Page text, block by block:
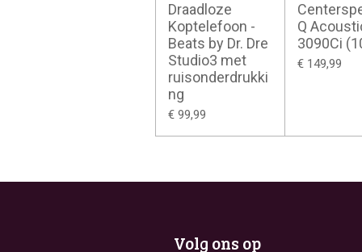
Draadloze
Koptelefoon -
Beats by Dr. Dre
Studio3 met
ruisonderdrukki
ng
€ 99,99
Q
3090Ci
€ 149,99
Volg ons op